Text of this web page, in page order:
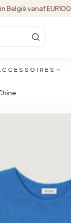
België vanaf EUR100